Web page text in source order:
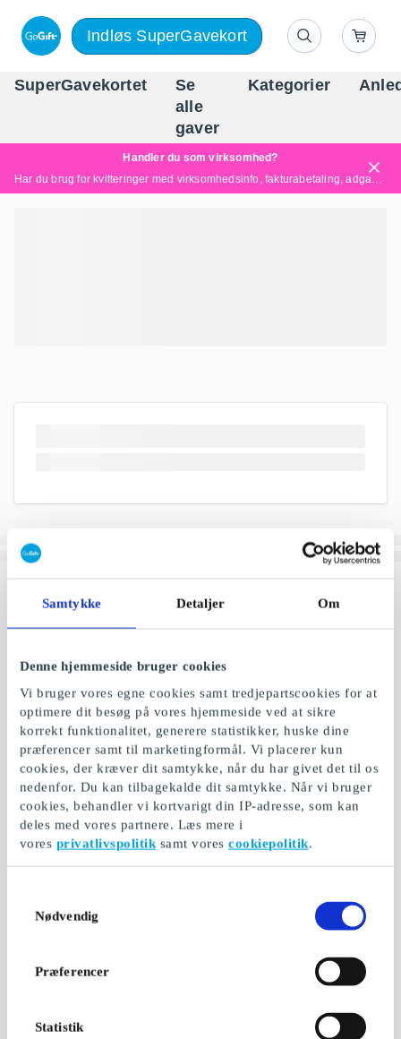
Samtykke Detaljer Om
Denne hjemmeside bruger cookies
Vi bruger vores egne cookies samt tredjepartscookies for at
optimere dit besøg på vores hjemmeside ved at sikre
korrekt funktionalitet, generere statistikker, huske dine
præferencer samt til marketingformål. Vi placerer kun
cookies, der kræver dit samtykke, når du har givet det til os
nedenfor. Du kan tilbagekalde dit samtykke. Når vi bruger
cookies, behandler vi kortvarigt din IP-adresse, som kan
deles med vores partnere. Læs mere i
vores privatlivspolitik samt vorescookiepolitik.
Nødvendig
Præferencer
Statistik
Indløs SuperGavekort
SuperGavekortet
Se
alle
gaver
Kategorier
Handler du som virksomhed?
Har du brug for kvitteringer med virksomhedsinfo, fakturabetaling, adgang for flere brugere eller skræddersyede løsninger?